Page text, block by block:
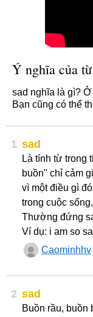
Ý nghĩa của
sad nghĩa là gì?
Bạn cũng có thể
1 sad
Là tính từ trong
buồn" chỉ cảm
vì một điều gì
trong cuộc
Thường đứng
Ví dụ: i am so
Caominhhv
2 sad
Buồn rầu, buồn